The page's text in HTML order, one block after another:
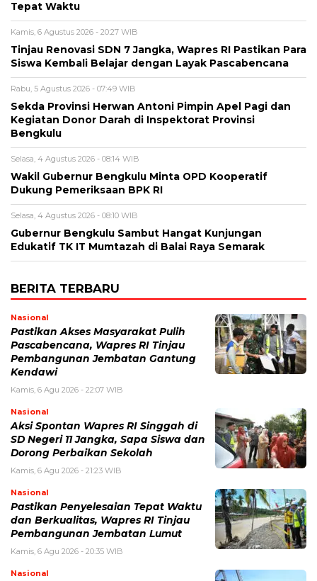
Tepat Waktu
Kamis, 6 Agustus 2026 - 20:27 WIB
Tinjau Renovasi SDN 7 Jangka, Wapres RI Pastikan Para
Siswa Kembali Belajar dengan Layak Pascabencana
Rabu, 5 Agustus 2026 - 07:49 WIB
Sekda Provinsi Herwan Antoni Pimpin Apel Pagi dan
Kegiatan Donor Darah di Inspektorat Provinsi
Bengkulu
Selasa, 4 Agustus 2026 - 08:14 WIB
Wakil Gubernur Bengkulu Minta OPD Kooperatif
Dukung Pemeriksaan BPK RI
Selasa, 4 Agustus 2026 - 08:10 WIB
Gubernur Bengkulu Sambut Hangat Kunjungan
Edukatif TK IT Mumtazah di Balai Raya Semarak
BERITA TERBARU
Nasional
Pastikan Akses Masyarakat Pulih
Pascabencana, Wapres RI Tinjau
Pembangunan Jembatan Gantung
Kendawi
Kamis, 6 Agu 2026 - 22:07 WIB
Nasional
Aksi Spontan Wapres RI Singgah di
SD Negeri 11 Jangka, Sapa Siswa dan
Dorong Perbaikan Sekolah
Kamis, 6 Agu 2026 - 21:23 WIB
Nasional
Pastikan Penyelesaian Tepat Waktu
dan Berkualitas, Wapres RI Tinjau
Pembangunan Jembatan Lumut
Kamis, 6 Agu 2026 - 20:35 WIB
Nasional